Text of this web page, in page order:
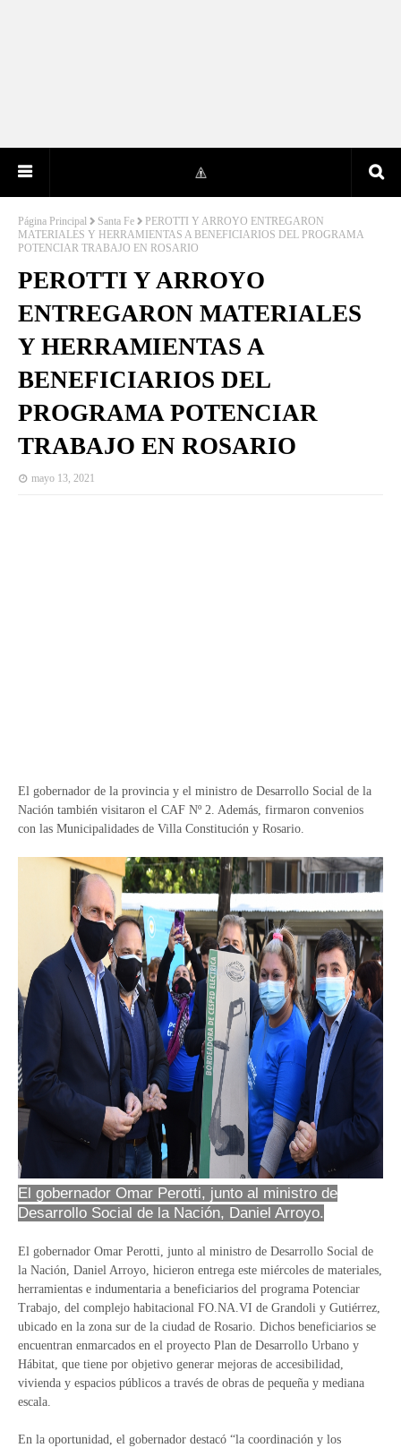
Página Principal Santa Fe
PEROTTI Y ARROYO ENTREGARON
MATERIALES Y HERRAMIENTAS A BENEFICIARIOS DEL PROGRAMA
POTENCIAR TRABAJO EN ROSARIO
PEROTTI Y ARROYO
ENTREGARON MATERIALES
Y HERRAMIENTAS A
BENEFICIARIOS DEL
PROGRAMA POTENCIAR
TRABAJO EN ROSARIO
mayo 13, 2021
El gobernador de la provincia y el ministro de Desarrollo Social de la
Nación también visitaron el CAF Nº 2. Además, firmaron convenios
con las Municipalidades de Villa Constitución y Rosario.
El gobernador Omar Perotti, junto al ministro de
Desarrollo Social de la Nación, Daniel Arroyo.
El gobernador Omar Perotti, junto al ministro de Desarrollo Social de
la Nación, Daniel Arroyo, hicieron entrega este miércoles de materiales,
herramientas e indumentaria a beneficiarios del programa Potenciar
Trabajo, del complejo habitacional FO.NA.VI de Grandoli y Gutiérrez,
ubicado en la zona sur de la ciudad de Rosario. Dichos beneficiarios se
encuentran enmarcados en el proyecto Plan de Desarrollo Urbano y
Hábitat, que tiene por objetivo generar mejoras de accesibilidad,
vivienda y espacios públicos a través de obras de pequeña y mediana
escala.
En la oportunidad, el gobernador destacó “la coordinación y los